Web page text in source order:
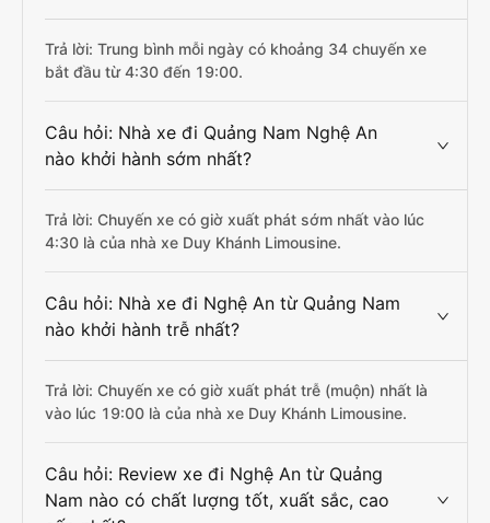
Trả lời: Trung bình mỗi ngày có khoảng 34 chuyến xe
bắt đầu từ 4:30 đến 19:00.
Câu hỏi: Nhà xe đi Quảng Nam Nghệ An
nào khởi hành sớm nhất?
Trả lời: Chuyến xe có giờ xuất phát sớm nhất vào lúc
4:30 là của nhà xe Duy Khánh Limousine.
Câu hỏi: Nhà xe đi Nghệ An từ Quảng Nam
nào khởi hành trễ nhất?
Trả lời: Chuyến xe có giờ xuất phát trễ (muộn) nhất là
vào lúc 19:00 là của nhà xe Duy Khánh Limousine.
Câu hỏi: Review xe đi Nghệ An từ Quảng
Nam nào có chất lượng tốt, xuất sắc, cao